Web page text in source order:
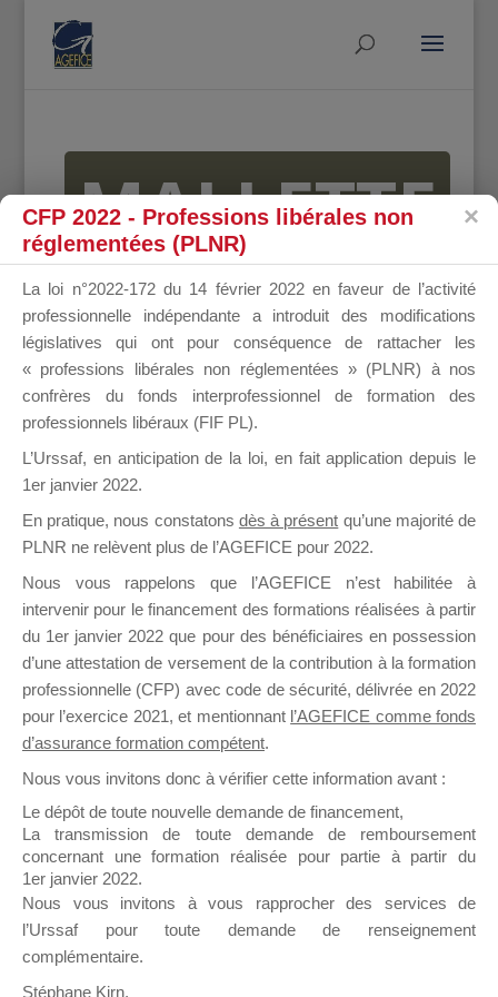
MALLETTE
DU
DIRIGEANT
il y a un mois
Ce groupe est destiné aux Organismes de
Formation qui souhaitent répondre à l’Appel à
Propositions Mallette du Dirigeant.
Ce groupe propose un forum dédié au support
sur lequel il est possible de laisser un message
ou poser une question.
NB : Il est nécessaire d’être
pouvoir rejoindre ce groupe
CFP 2022 - Professions libérales non
réglementées (PLNR)
La loi n°2022-172 du 14 février 2022 en faveur de l’activité
professionnelle indépendante a introduit des modifications
législatives qui ont pour conséquence de rattacher les
« professions libérales non réglementées » (PLNR) à nos
confrères du fonds interprofessionnel de formation des
professionnels libéraux (FIF PL).
L’Urssaf, en anticipation de la loi, en fait application depuis le
1er janvier 2022.
En pratique, nous constatons dès à présent qu’une majorité de
PLNR ne relèvent plus de l’AGEFICE pour 2022.
Nous vous rappelons que l’AGEFICE n’est habilitée à
intervenir pour le financement des formations réalisées à partir
du 1er janvier 2022 que pour des bénéficiaires en possession
d’une attestation de versement de la contribution à la formation
professionnelle (CFP) avec code de sécurité, délivrée en 2022
pour l’exercice 2021, et mentionnant l’AGEFICE comme fonds
d’assurance formation compétent.
Nous vous invitons donc à vérifier cette information avant :
Le dépôt de toute nouvelle demande de financement,
La transmission de toute demande de remboursement
concernant une formation réalisée pour partie à partir du
1er janvier 2022.
Nous vous invitons à vous rapprocher des services de
l’Urssaf pour toute demande de renseignement
complémentaire.
Stéphane Kirn,